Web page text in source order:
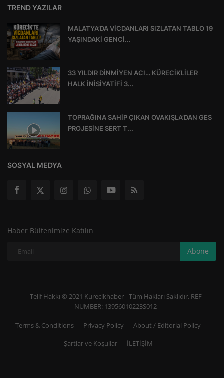
TREND YAZILAR
MALATYA’DA VİCDANLARI SIZLATAN TABLO 19
YAŞINDAKİ GENCİ...
33 YILDIR DİNMİYEN ACI… KÜRECİKLİLER
HALK İNİSİYATİFİ 3...
TOPRAĞINA SAHİP ÇIKAN OVAKIŞLA’DAN GES
PROJESİNE SERT T...
SOSYAL MEDYA
Haber Bültenimize Katılın
Abone
Telif Hakkı © 2021 Kurecikhaber - Tüm Hakları Saklıdır. REF
NUMBER: 13956010223S012
Terms & Conditions Privacy Policy
About / Editorial Policy
Şartlar ve Koşullar
İLETİŞİM